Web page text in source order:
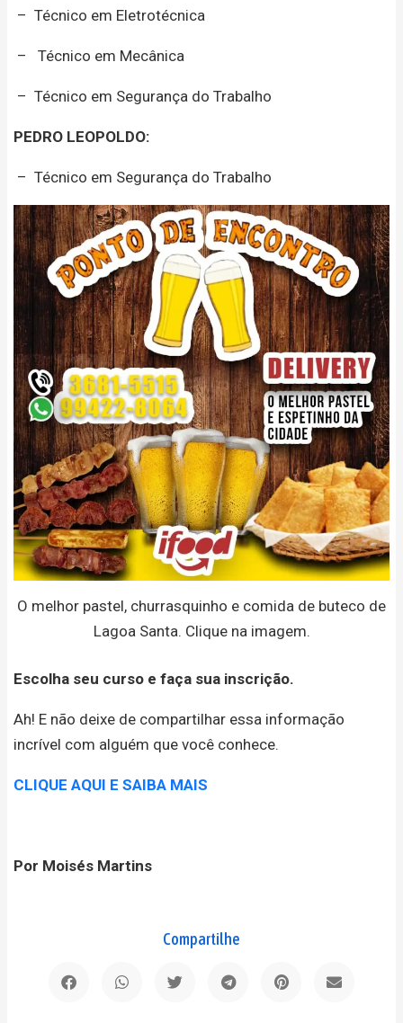
– Técnico em Eletrotécnica
– Técnico em Mecânica
– Técnico em Segurança do Trabalho
PEDRO LEOPOLDO:
– Técnico em Segurança do Trabalho
O melhor pastel, churrasquinho e comida de buteco de
Lagoa Santa. Clique na imagem.
Escolha seu curso e faça sua inscrição.
Ah! E não deixe de compartilhar essa informação
incrível com alguém que você conhece.
CLIQUE AQUI E SAIBA MAIS
Por Moisés Martins
Compartilhe